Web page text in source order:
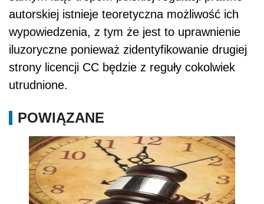
autorskiej istnieje teoretyczna możliwość ich
wypowiedzenia, z tym że jest to uprawnienie
iluzoryczne ponieważ zidentyfikowanie drugiej
strony licencji CC będzie z reguły cokolwiek
utrudnione.
POWIĄZANE